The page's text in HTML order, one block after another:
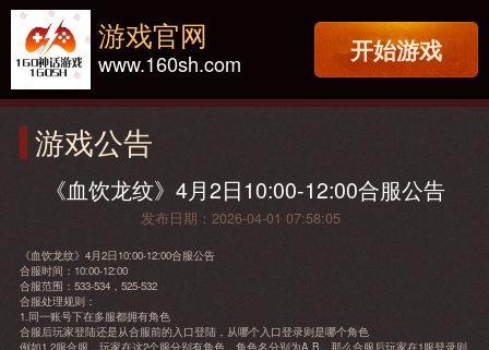
游戏官网
www.160sh.com 开始游戏
游戏公告
《血饮龙纹》4月2日10:00-12:00合服公告
发布日期：2026-04-01 07:58:05
《血饮龙纹》4月2日10:00-12:00合服公告
合服时间：10:00-12:00
合服范围：533-534，525-532
合服处理规则：
1.同一账号下在多服都拥有角色
合服后玩家登陆还是从合服前的入口登陆，从哪个入口登录则是哪个角色